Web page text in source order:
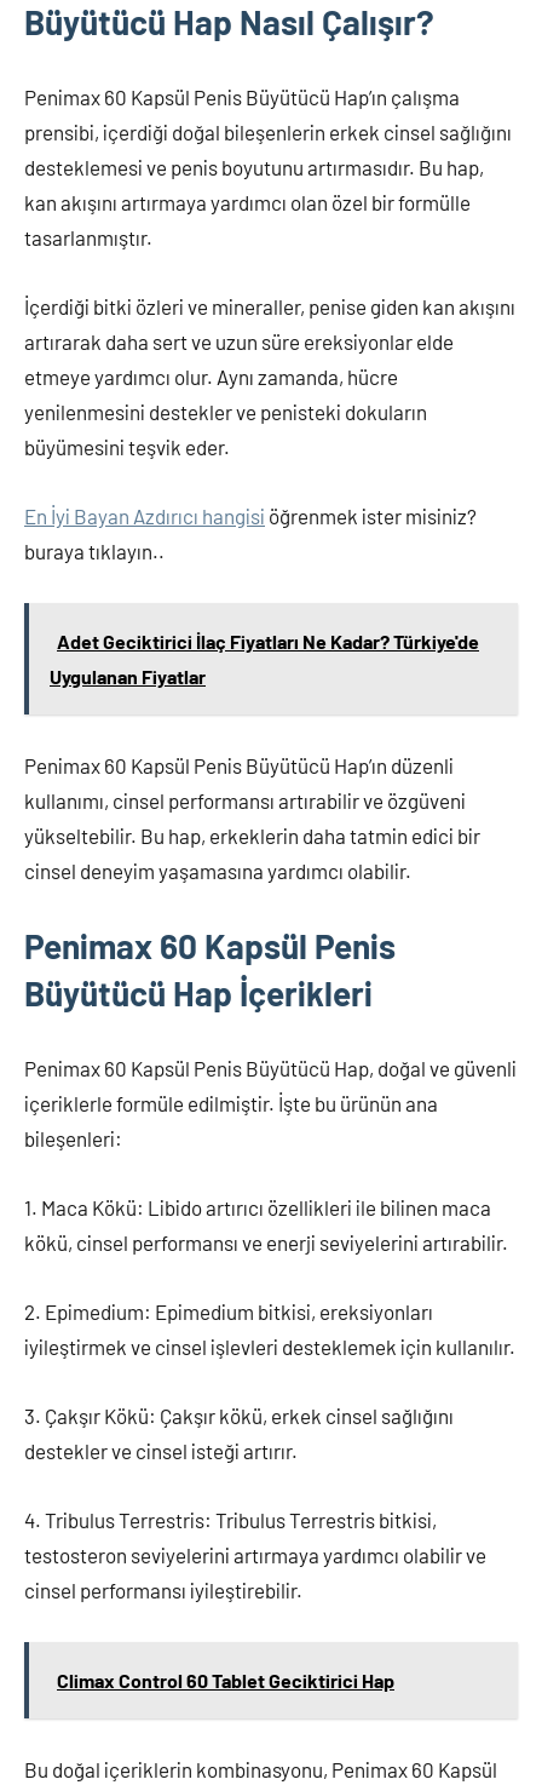
Büyütücü Hap Nasıl Çalışır?
Penimax 60 Kapsül Penis Büyütücü Hap’ın çalışma
prensibi, içerdiği doğal bileşenlerin erkek cinsel sağlığını
desteklemesi ve penis boyutunu artırmasıdır. Bu hap,
kan akışını artırmaya yardımcı olan özel bir formülle
tasarlanmıştır.
İçerdiği bitki özleri ve mineraller, penise giden kan akışını
artırarak daha sert ve uzun süre ereksiyonlar elde
etmeye yardımcı olur. Aynı zamanda, hücre
yenilenmesini destekler ve penisteki dokuların
büyümesini teşvik eder.
En İyi Bayan Azdırıcı hangisi öğrenmek ister misiniz?
buraya tıklayın..
Adet Geciktirici İlaç Fiyatları Ne Kadar? Türkiye'de
Uygulanan Fiyatlar
Penimax 60 Kapsül Penis Büyütücü Hap’ın düzenli
kullanımı, cinsel performansı artırabilir ve özgüveni
yükseltebilir. Bu hap, erkeklerin daha tatmin edici bir
cinsel deneyim yaşamasına yardımcı olabilir.
Penimax 60 Kapsül Penis
Büyütücü Hap İçerikleri
Penimax 60 Kapsül Penis Büyütücü Hap, doğal ve güvenli
içeriklerle formüle edilmiştir. İşte bu ürünün ana
bileşenleri:
1. Maca Kökü: Libido artırıcı özellikleri ile bilinen maca
kökü, cinsel performansı ve enerji seviyelerini artırabilir.
2. Epimedium: Epimedium bitkisi, ereksiyonları
iyileştirmek ve cinsel işlevleri desteklemek için kullanılır.
3. Çakşır Kökü: Çakşır kökü, erkek cinsel sağlığını
destekler ve cinsel isteği artırır.
4. Tribulus Terrestris: Tribulus Terrestris bitkisi,
testosteron seviyelerini artırmaya yardımcı olabilir ve
cinsel performansı iyileştirebilir.
Climax Control 60 Tablet Geciktirici Hap
Bu doğal içeriklerin kombinasyonu, Penimax 60 Kapsül